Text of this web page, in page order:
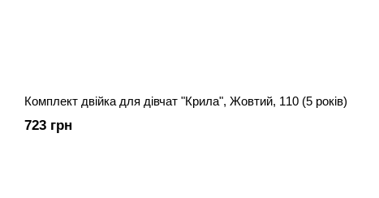
Комплект двійка для дівчат "Крила", Жовтий, 110 (5 років)
723 грн